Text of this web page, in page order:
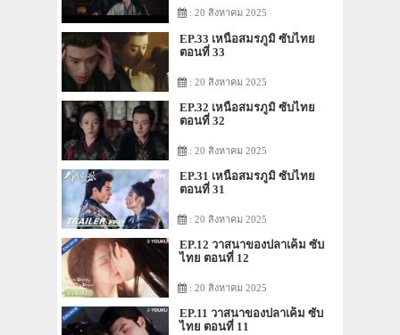
: 20 สิงหาคม 2025
EP.33 เหนือสมรภูมิ ซับไทย
ตอนที่ 33
: 20 สิงหาคม 2025
EP.32 เหนือสมรภูมิ ซับไทย
ตอนที่ 32
: 20 สิงหาคม 2025
EP.31 เหนือสมรภูมิ ซับไทย
ตอนที่ 31
: 20 สิงหาคม 2025
EP.12 วาสนาของปลาเค็ม ซับ
ไทย ตอนที่ 12
: 20 สิงหาคม 2025
EP.11 วาสนาของปลาเค็ม ซับ
ไทย ตอนที่ 11